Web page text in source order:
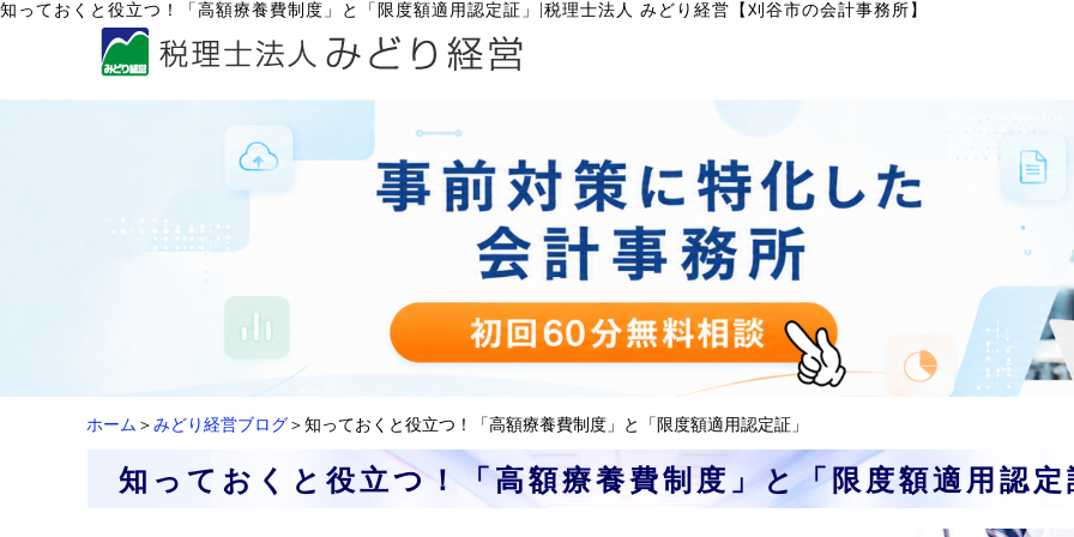
知っておくと役立つ！「高額療養費制度」と「限度額適用認定証」 税理士法人 みどり経営【刈谷市の会計事務所】
ホーム ＞ みどり経営ブログ ＞知っておくと役立つ！「高額療養費制度」と「限度額適用認定証」
知っておくと役立つ！「高額療養費制度」と「限度額適用認定